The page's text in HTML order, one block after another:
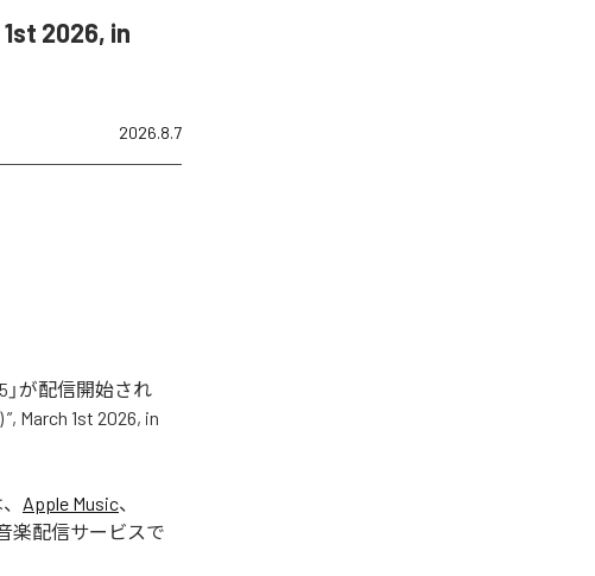
2026, in
2026.8.7
」が配信開始され
March 1st 2026, in
Apple Music、
楽配信サービスで